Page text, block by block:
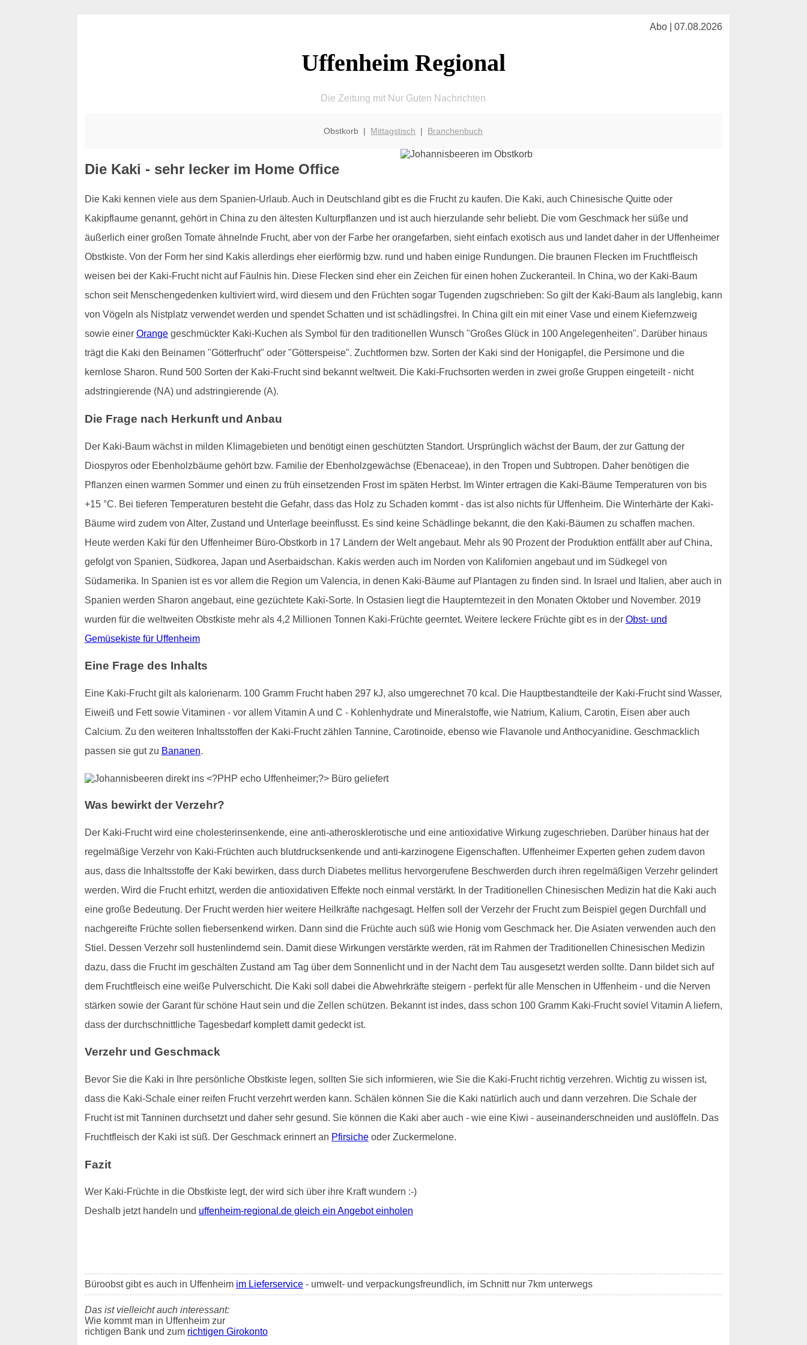
Abo | 07.08.2026
Uffenheim Regional
Die Zeitung mit Nur Guten Nachrichten
Obstkorb | Mittagstisch | Branchenbuch
Die Kaki - sehr lecker im Home Office
Die Kaki kennen viele aus dem Spanien-Urlaub. Auch in Deutschland gibt es die Frucht zu kaufen. Die Kaki, auch Chinesische Quitte oder
Kakipflaume genannt, gehört in China zu den ältesten Kulturpflanzen und ist auch hierzulande sehr beliebt. Die vom Geschmack her süße und
äußerlich einer großen Tomate ähnelnde Frucht, aber von der Farbe her orangefarben, sieht einfach exotisch aus und landet daher in der Uffenheimer
Obstkiste. Von der Form her sind Kakis allerdings eher eierförmig bzw. rund und haben einige Rundungen. Die braunen Flecken im Fruchtfleisch
weisen bei der Kaki-Frucht nicht auf Fäulnis hin. Diese Flecken sind eher ein Zeichen für einen hohen Zuckeranteil. In China, wo der Kaki-Baum
schon seit Menschengedenken kultiviert wird, wird diesem und den Früchten sogar Tugenden zugschrieben: So gilt der Kaki-Baum als langlebig, kann
von Vögeln als Nistplatz verwendet werden und spendet Schatten und ist schädlingsfrei. In China gilt ein mit einer Vase und einem Kiefernzweig
sowie einer Orangegeschmückter Kaki-Kuchen als Symbol für den traditionellen Wunsch "Großes Glück in 100 Angelegenheiten". Darüber hinaus
trägt die Kaki den Beinamen "Götterfrucht" oder "Götterspeise". Zuchtformen bzw. Sorten der Kaki sind der Honigapfel, die Persimone und die
kernlose Sharon. Rund 500 Sorten der Kaki-Frucht sind bekannt weltweit. Die Kaki-Fruchsorten werden in zwei große Gruppen eingeteilt - nicht
adstringierende (NA) und adstringierende (A).
Die Frage nach Herkunft und Anbau
Der Kaki-Baum wächst in milden Klimagebieten und benötigt einen geschützten Standort. Ursprünglich wächst der Baum, der zur Gattung der
Diospyros oder Ebenholzbäume gehört bzw. Familie der Ebenholzgewächse (Ebenaceae), in den Tropen und Subtropen. Daher benötigen die
Pflanzen einen warmen Sommer und einen zu früh einsetzenden Frost im späten Herbst. Im Winter ertragen die Kaki-Bäume Temperaturen von bis
+15 °C. Bei tieferen Temperaturen besteht die Gefahr, dass das Holz zu Schaden kommt - das ist also nichts für Uffenheim. Die Winterhärte der Kaki-
Bäume wird zudem von Alter, Zustand und Unterlage beeinflusst. Es sind keine Schädlinge bekannt, die den Kaki-Bäumen zu schaffen machen.
Heute werden Kaki für den Uffenheimer Büro-Obstkorb in 17 Ländern der Welt angebaut. Mehr als 90 Prozent der Produktion entfällt aber auf China,
gefolgt von Spanien, Südkorea, Japan und Aserbaidschan. Kakis werden auch im Norden von Kalifornien angebaut und im Südkegel von
Südamerika. In Spanien ist es vor allem die Region um Valencia, in denen Kaki-Bäume auf Plantagen zu finden sind. In Israel und Italien, aber auch in
Spanien werden Sharon angebaut, eine gezüchtete Kaki-Sorte. In Ostasien liegt die Haupterntezeit in den Monaten Oktober und November. 2019
wurden für die weltweiten Obstkiste mehr als 4,2 Millionen Tonnen Kaki-Früchte geerntet. Weitere leckere Früchte gibt es in der Obst- und
Gemüsekiste für Uffenheim
Eine Frage des Inhalts
Eine Kaki-Frucht gilt als kalorienarm. 100 Gramm Frucht haben 297 kJ, also umgerechnet 70 kcal. Die Hauptbestandteile der Kaki-Frucht sind Wasser,
Eiweiß und Fett sowie Vitaminen - vor allem Vitamin A und C - Kohlenhydrate und Mineralstoffe, wie Natrium, Kalium, Carotin, Eisen aber auch
Calcium. Zu den weiteren Inhaltsstoffen der Kaki-Frucht zählen Tannine, Carotinoide, ebenso wie Flavanole und Anthocyanidine. Geschmacklich
passen sie gut zu Bananen.
Was bewirkt der Verzehr?
Der Kaki-Frucht wird eine cholesterinsenkende, eine anti-atherosklerotische und eine antioxidative Wirkung zugeschrieben. Darüber hinaus hat der
regelmäßige Verzehr von Kaki-Früchten auch blutdrucksenkende und anti-karzinogene Eigenschaften. Uffenheimer Experten gehen zudem davon
aus, dass die Inhaltsstoffe der Kaki bewirken, dass durch Diabetes mellitus hervorgerufene Beschwerden durch ihren regelmäßigen Verzehr gelindert
werden. Wird die Frucht erhitzt, werden die antioxidativen Effekte noch einmal verstärkt. In der Traditionellen Chinesischen Medizin hat die Kaki auch
eine große Bedeutung. Der Frucht werden hier weitere Heilkräfte nachgesagt. Helfen soll der Verzehr der Frucht zum Beispiel gegen Durchfall und
nachgereifte Früchte sollen fiebersenkend wirken. Dann sind die Früchte auch süß wie Honig vom Geschmack her. Die Asiaten verwenden auch den
Stiel. Dessen Verzehr soll hustenlindernd sein. Damit diese Wirkungen verstärkte werden, rät im Rahmen der Traditionellen Chinesischen Medizin
dazu, dass die Frucht im geschälten Zustand am Tag über dem Sonnenlicht und in der Nacht dem Tau ausgesetzt werden sollte. Dann bildet sich auf
dem Fruchtfleisch eine weiße Pulverschicht. Die Kaki soll dabei die Abwehrkräfte steigern - perfekt für alle Menschen in Uffenheim - und die Nerven
stärken sowie der Garant für schöne Haut sein und die Zellen schützen. Bekannt ist indes, dass schon 100 Gramm Kaki-Frucht soviel Vitamin A liefern,
dass der durchschnittliche Tagesbedarf komplett damit gedeckt ist.
Verzehr und Geschmack
Bevor Sie die Kaki in Ihre persönliche Obstkiste legen, sollten Sie sich informieren, wie Sie die Kaki-Frucht richtig verzehren. Wichtig zu wissen ist,
dass die Kaki-Schale einer reifen Frucht verzehrt werden kann. Schälen können Sie die Kaki natürlich auch und dann verzehren. Die Schale der
Frucht ist mit Tanninen durchsetzt und daher sehr gesund. Sie können die Kaki aber auch - wie eine Kiwi - auseinanderschneiden und auslöffeln. Das
Fruchtfleisch der Kaki ist süß. Der Geschmack erinnert an Pfirsicheoder Zuckermelone.
Fazit
Wer Kaki-Früchte in die Obstkiste legt, der wird sich über ihre Kraft wundern :-)
Deshalb jetzt handeln und uffenheim-regional.de gleich ein Angebot einholen
Büroobst gibt es auch in Uffenheim im Lieferservice- umwelt- und verpackungsfreundlich, im Schnitt nur 7km unterwegs
Das ist vielleicht auch interessant:
Wie kommt man in Uffenheim zur
richtigen Bank und zum richtigen Girokonto